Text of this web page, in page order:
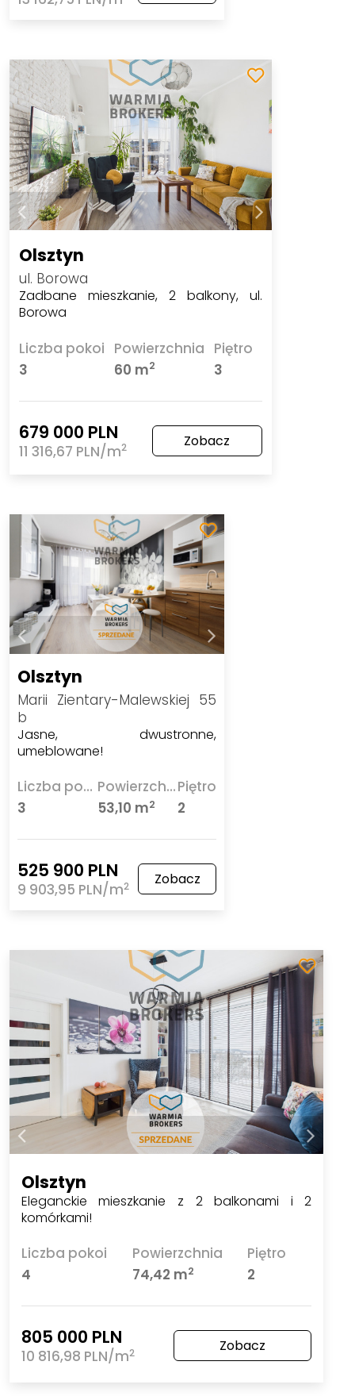
Olsztyn
ul. Borowa
Zadbane mieszkanie, 2 balkony, ul.
Borowa
Liczba pokoi
3
Powierzchnia
60 m2
Piętro
3
679 000 PLN
11 316,67 PLN/m2 Zobacz
Olsztyn
Marii Zientary-Malewskiej 55
b
Jasne, dwustronne,
umeblowane!
Liczba pokoi
3
Powierzchnia
53,10 m2
Piętro
2
525 900 PLN
9 903,95 PLN/m2 Zobacz
Olsztyn
Eleganckie mieszkanie z 2 balkonami i 2
komórkami!
Liczba pokoi
4
Powierzchnia
74,42 m2
Piętro
2
805 000 PLN
10 816,98 PLN/m2 Zobacz